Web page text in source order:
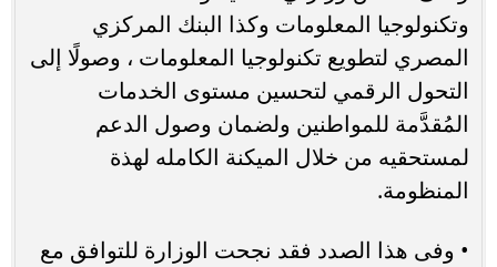
وتكنولوجيا المعلومات وكذا البنك المركزي
المصري لتطويع تكنولوجيا المعلومات ، وصولًا إلى
التحول الرقمي لتحسين مستوى الخدمات
المُقدَّمة للمواطنين ولضمان وصول الدعم
لمستحقيه من خلال الميكنة الكامله لهذة
المنظومة.
• وفى هذا الصدد فقد نجحت الوزارة للتوافق مع